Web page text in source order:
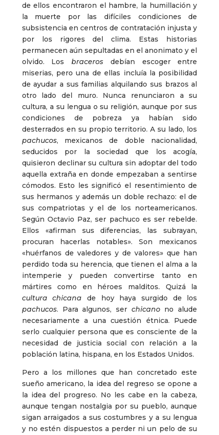
de ellos encontraron el hambre, la humillación y
la muerte por las difíciles condiciones de
subsistencia en centros de contratación injusta y
por los rigores del clima. Estas historias
permanecen aún sepultadas en el anonimato y el
olvido. Losbraceros debían escoger entre
miserias, pero una de ellas incluía la posibilidad
de ayudar a sus familias alquilando sus brazos al
otro lado del muro. Nunca renunciaron a su
cultura, a su lengua o su religión, aunque por sus
condiciones de pobreza ya habían sido
desterrados en su propio territorio. A su lado, los
pachucos, mexicanos de doble nacionalidad,
seducidos por la sociedad que los acogía,
quisieron declinar su cultura sin adoptar del todo
aquella extraña en donde empezaban a sentirse
cómodos. Esto les significó el resentimiento de
sus hermanos y además un doble rechazo: el de
sus compatriotas y el de los norteamericanos.
Según Octavio Paz, ser pachuco es ser rebelde.
Ellos «afirman sus diferencias, las subrayan,
procuran hacerlas notables». Son mexicanos
«huérfanos de valedores y de valores» que han
perdido toda su herencia, que tienen el alma a la
intemperie y pueden convertirse tanto en
mártires como en héroes malditos. Quizá la
cultura
chicana de hoy haya surgido de los
pachucos. Para algunos, ser chicanono alude
necesariamente a una cuestión étnica. Puede
serlo cualquier persona que es consciente de la
necesidad de justicia social con relación a la
población latina, hispana, en los Estados Unidos.
Pero a los millones que han concretado este
sueño americano, la idea del regreso se opone a
la idea del progreso. No les cabe en la cabeza,
aunque tengan nostalgia por su pueblo, aunque
sigan arraigados a sus costumbres y a su lengua
y no estén dispuestos a perder ni un pelo de su